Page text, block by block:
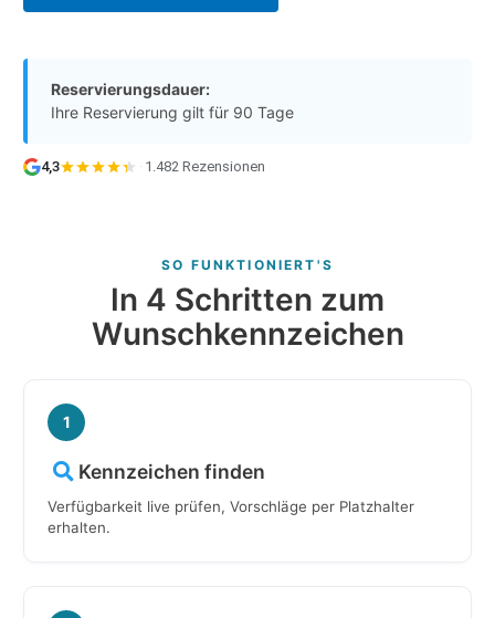
Reservierungsdauer:
Ihre Reservierung gilt für 90 Tage
4,3 · 1.482 Rezensionen
SO FUNKTIONIERT'S
In 4 Schritten zum
Wunschkennzeichen
1
Kennzeichen finden
Verfügbarkeit live prüfen, Vorschläge per Platzhalter
erhalten.